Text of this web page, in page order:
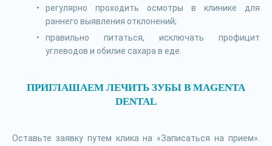
регулярно проходить осмотры в клинике для
раннего выявления отклонений;
правильно питаться, исключать профицит
углеводов и обилие сахара в еде.
ПРИГЛАШАЕМ ЛЕЧИТЬ ЗУБЫ В MAGENTA
DENTAL
Оставьте заявку путем клика на «Записаться на прием».